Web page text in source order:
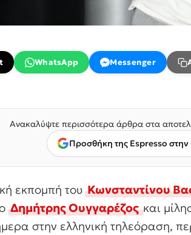
WhatsApp Messenger
Ανακαλύψτε περισσότερα άρθρα στα
Προσθήκη της Espresso στην
εκπομπή τουΚωνσταντίνου
Δημήτρης Ουγγαρέζος και
στην ελληνική τηλεόραση,